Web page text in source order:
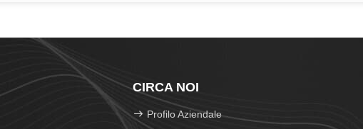
CIRCA NOI
Profilo Aziendale